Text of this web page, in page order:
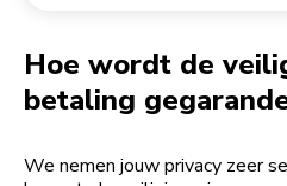
Hoe wordt de
betaling
We nemen jouw privacy zeer